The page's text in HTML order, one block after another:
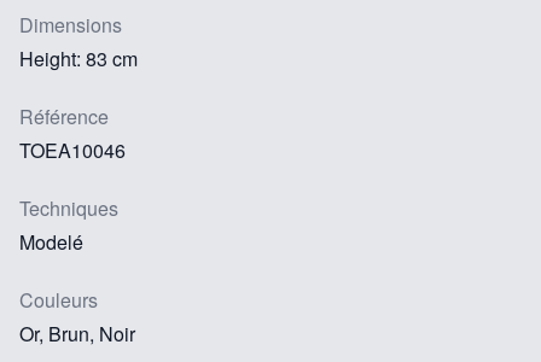
Dimensions
Height: 83 cm
Référence
TOEA10046
Techniques
Modelé
Couleurs
Or, Brun, Noir